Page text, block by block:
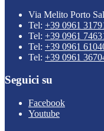
Via Melito Porto
Tel: +39 0961
Tel: +39 0961
Tel: +39 0961
Tel: +39 0961
Seguici su
Facebook
Youtube